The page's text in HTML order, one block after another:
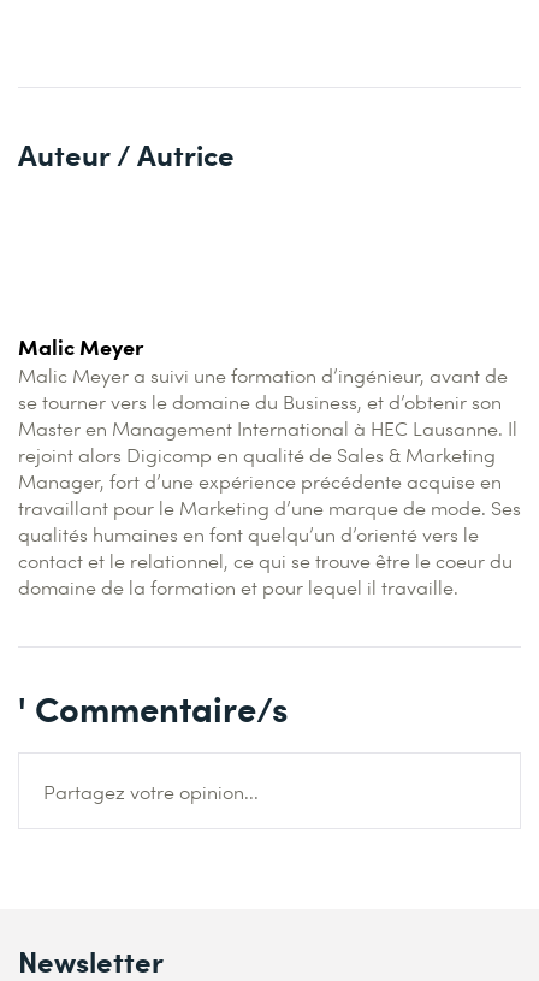
Auteur / Autrice
Malic Meyer
Malic Meyer a suivi une formation d’ingénieur, avant de
se tourner vers le domaine du Business, et d’obtenir son
Master en Management International à HEC Lausanne. Il
rejoint alors Digicomp en qualité de Sales & Marketing
Manager, fort d’une expérience précédente acquise en
travaillant pour le Marketing d’une marque de mode. Ses
qualités humaines en font quelqu’un d’orienté vers le
contact et le relationnel, ce qui se trouve être le coeur du
domaine de la formation et pour lequel il travaille.
' Commentaire/s
Partagez votre opinion...
Newsletter